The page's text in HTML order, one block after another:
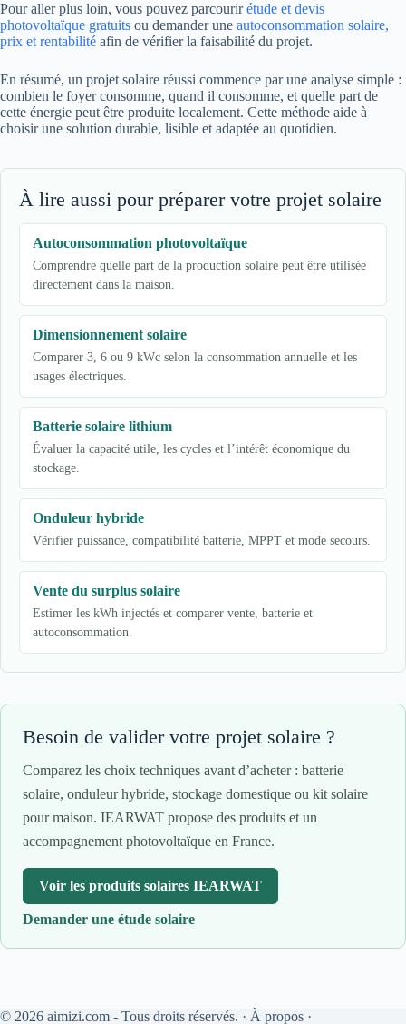
Pour aller plus loin, vous pouvez parcourirétude et devis
photovoltaïque gratuits ou demander une autoconsommation solaire,
prix et rentabilité afin de vérifier la faisabilité du projet.
En résumé, un projet solaire réussi commence par une analyse simple :
combien le foyer consomme, quand il consomme, et quelle part de
cette énergie peut être produite localement. Cette méthode aide à
choisir une solution durable, lisible et adaptée au quotidien.
À lire aussi pour préparer votre projet solaire
Autoconsommation photovoltaïque
Comprendre quelle part de la production solaire peut être utilisée
directement dans la maison.
Dimensionnement solaire
Comparer 3, 6 ou 9 kWc selon la consommation annuelle et les
usages électriques.
Batterie solaire lithium
Évaluer la capacité utile, les cycles et l’intérêt économique du
stockage.
Onduleur hybride
Vérifier puissance, compatibilité batterie, MPPT et mode secours.
Vente du surplus solaire
Estimer les kWh injectés et comparer vente, batterie et
autoconsommation.
Besoin de valider votre projet solaire ?
Comparez les choix techniques avant d’acheter : batterie
solaire, onduleur hybride, stockage domestique ou kit solaire
pour maison. IEARWAT propose des produits et un
accompagnement photovoltaïque en France.
Voir les produits solaires IEARWAT
Demander une étude solaire
© 2026 aimizi.com - Tous droits réservés. · À propos ·